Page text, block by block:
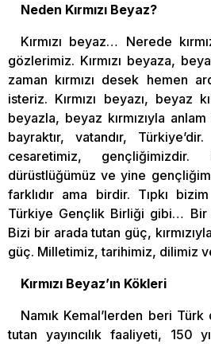
Neden Kırmızı Beyaz?
Kırmızı beyaz… Nerede
gözlerimiz. Kırmızı beyaza,
zaman kırmızı desek hemen
isteriz. Kırmızı beyazı, beyaz
beyazla, beyaz kırmızıyla anlam
bayraktır, vatandır, Türkiye’dir.
cesaretimiz, gençliğimizdir.
dürüstlüğümüz ve yine
farklıdır ama birdir. Tıpkı
Türkiye Gençlik Birliği gibi… Bir
Bizi bir arada tutan güç,
güç. Milletimiz, tarihimiz, dilimiz
Kırmızı Beyaz’ın Kökleri
Namık Kemal’lerden beri
tutan yayıncılık faaliyeti, 150